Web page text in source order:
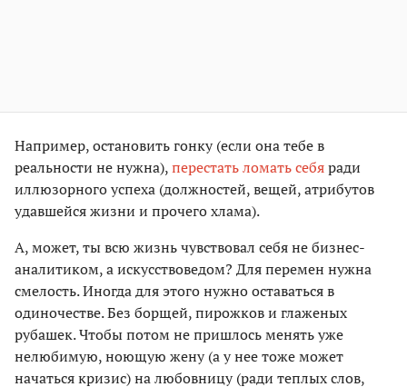
Например, остановить гонку (если она тебе в
реальности не нужна),перестать ломать себяради
иллюзорного успеха (должностей, вещей, атрибутов
удавшейся жизни и прочего хлама).
А, может, ты всю жизнь чувствовал себя не бизнес-
аналитиком, а искусствоведом? Для перемен нужна
смелость. Иногда для этого нужно оставаться в
одиночестве. Без борщей, пирожков и глаженых
рубашек. Чтобы потом не пришлось менять уже
нелюбимую, ноющую жену (а у нее тоже может
начаться кризис) на любовницу (ради теплых слов,